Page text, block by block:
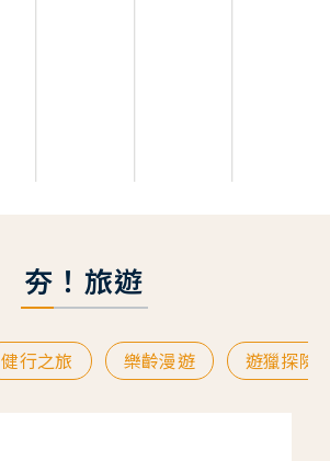
夯！旅遊
健行之旅 樂齡漫遊 遊獵探險